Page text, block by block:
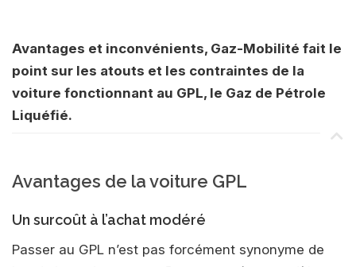
Avantages et inconvénients, Gaz-Mobilité fait le
point sur les atouts et les contraintes de la
voiture fonctionnant au GPL, le Gaz de Pétrole
Liquéfié.
Avantages de la voiture GPL
Un surcoût à l’achat modéré
Passer au GPL n’est pas forcément synonyme de